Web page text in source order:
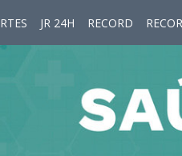
JR 24H RECORD